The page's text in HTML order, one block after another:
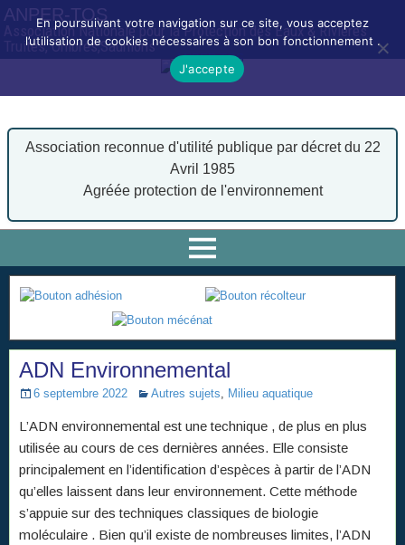
ANPER-TOS
Association Nationale pour la Protection des Eaux & Rivières
Truites, Ombres,Saumons
Association reconnue d'utilité publique par décret du 22
Avril 1985
Agréée protection de l'environnement
ADN Environnemental
6 septembre 2022 Autres sujets, Milieu aquatique
L’ADN environnemental est une technique , de plus en plus
utilisée au cours de ces dernières années. Elle consiste
principalement en l’identification d’espèces à partir de l’ADN
qu’elles laissent dans leur environnement. Cette méthode
s’appuie sur des techniques classiques de biologie
moléculaire . Bien qu’il existe de nombreuses limites, l’ADN
En poursuivant votre navigation sur ce site, vous acceptez
l’utilisation de cookies nécessaires à son bon fonctionnement .
J'accepte